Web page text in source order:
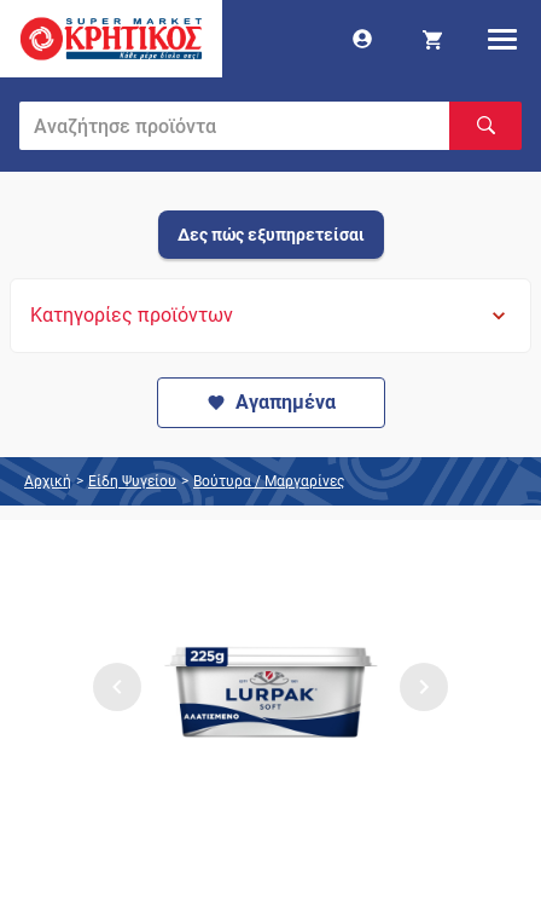
Δες πώς εξυπηρετείσαι
Κατηγορίες προϊόντων
Αγαπημένα
Αρχική > Είδη Ψυγείου > Βούτυρα / Μαργαρίνες